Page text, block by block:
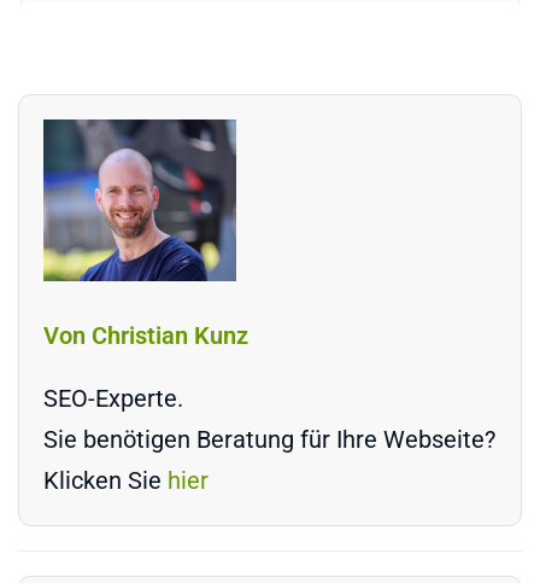
Von Christian Kunz
SEO-Experte.
Sie benötigen Beratung für Ihre Webseite?
Klicken Sie hier